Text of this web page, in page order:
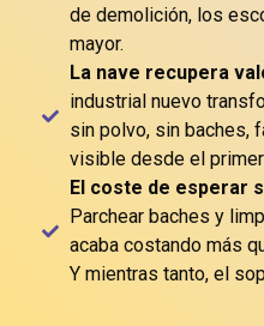
de demolición, los
mayor.
La nave recupera
industrial nuevo
sin polvo, sin baches,
visible desde el
El coste de esperar
Parchear baches y
acaba costando más
Y mientras tanto, el